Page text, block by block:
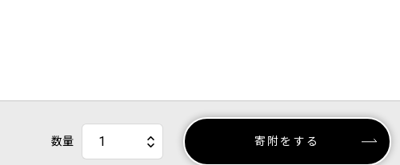
数量 寄附をする